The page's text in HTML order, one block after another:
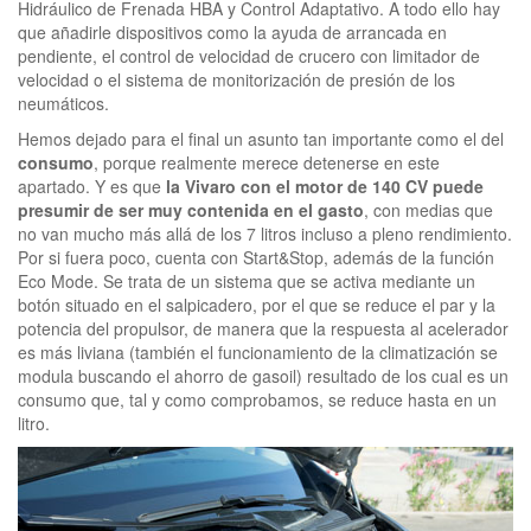
Hidráulico de Frenada HBA y Control Adaptativo. A todo ello hay
que añadirle dispositivos como la ayuda de arrancada en
pendiente, el control de velocidad de crucero con limitador de
velocidad o el sistema de monitorización de presión de los
neumáticos.
Hemos dejado para el final un asunto tan importante como el del
consumo, porque realmente merece detenerse en este
apartado. Y es que la Vivaro con el motor de 140 CV puede
presumir de ser muy contenida en el gasto, con medias que
no van mucho más allá de los 7 litros incluso a pleno rendimiento.
Por si fuera poco, cuenta con Start&Stop, además de la función
Eco Mode. Se trata de un sistema que se activa mediante un
botón situado en el salpicadero, por el que se reduce el par y la
potencia del propulsor, de manera que la respuesta al acelerador
es más liviana (también el funcionamiento de la climatización se
modula buscando el ahorro de gasoil) resultado de los cual es un
consumo que, tal y como comprobamos, se reduce hasta en un
litro.